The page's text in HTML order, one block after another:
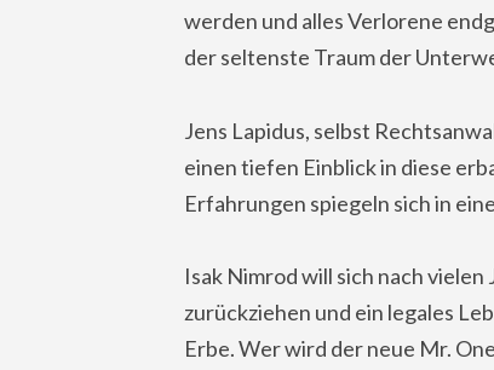
werden und alles Verlorene
der seltenste Traum der
Jens Lapidus, selbst
einen tiefen Einblick in diese
Erfahrungen spiegeln sich in
Isak Nimrod will sich nach
zurückziehen und ein legales
Erbe. Wer wird der neue Mr.